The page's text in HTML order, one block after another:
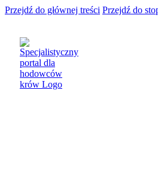
Przejdź do głównej treści Przejdź do